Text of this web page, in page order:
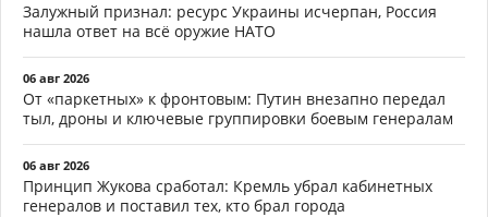
Залужный признал: ресурс Украины исчерпан, Россия
нашла ответ на всё оружие НАТО
06 авг 2026
От «паркетных» к фронтовым: Путин внезапно передал
тыл, дроны и ключевые группировки боевым генералам
06 авг 2026
Принцип Жукова сработал: Кремль убрал кабинетных
генералов и поставил тех, кто брал города